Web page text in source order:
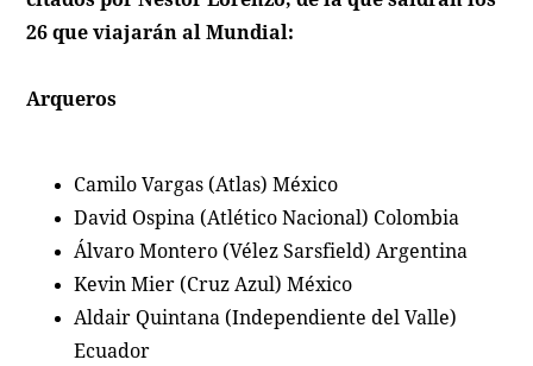
26 que viajarán al Mundial:
Arqueros
Camilo Vargas (Atlas) México
David Ospina (Atlético Nacional) Colombia
Álvaro Montero (Vélez Sarsfield) Argentina
Kevin Mier (Cruz Azul) México
Aldair Quintana (Independiente del Valle)
Ecuador